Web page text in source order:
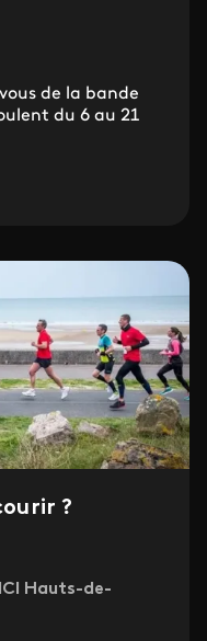
de la bande
du 6 au 21
?
Hauts-de-